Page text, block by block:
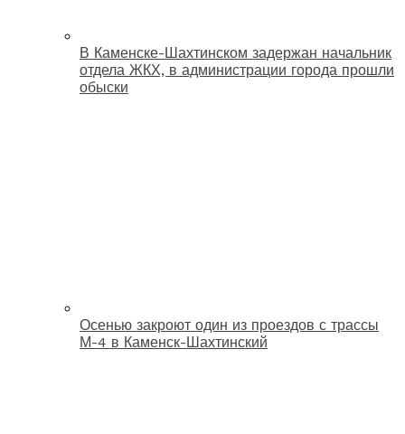
В Каменске-Шахтинском задержан начальник
отдела ЖКХ, в администрации города прошли
обыски
Осенью закроют один из проездов с трассы
М-4 в Каменск-Шахтинский